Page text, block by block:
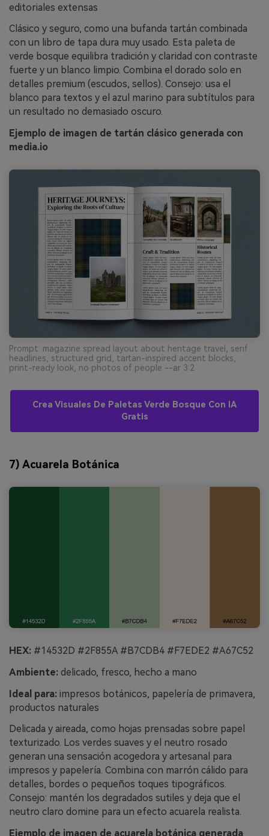
editoriales extensas
Clásico y seguro, como una bufanda tartán combinada
con un libro de tapa dura muy usado. Esta paleta de
verde bosque equilibra tradición y claridad con contraste
fuerte y un blanco limpio. Combina el dorado solo en
detalles premium (escudos, sellos). Consejo: usa el
blanco para textos y el azul marino para subtítulos para
un resultado no demasiado oscuro.
Ejemplo de imagen de tartán clásico generada con
media.io
Prompt: magazine spread layout about heritage travel, serif
headlines, structured grid, tartan-inspired accent blocks,
print-ready look, no photos of people --ar 3:2
Crea Visuales De Paletas Verde Bosque Con IA
Gratis
7) Acuarela Botánica
HEX: #14532D #2F855A #B7CDB4 #F7EDE2 #A67C52
Ambiente: delicado, fresco, hecho a mano
Ideal para: impresos botánicos, papelería de primavera,
productos naturales
Delicada y aireada, como hojas prensadas sobre papel
texturizado. Los verdes suaves y el neutro rosado
generan una sensación acogedora y artesanal para
impresos y papelería. Combina con marrón cálido para
detalles, bordes o pequeños toques tipográficos.
Consejo: mantén los degradados sutiles y deja que el
neutro claro domine para un efecto acuarela realista.
Ejemplo de imagen de acuarela botánica generada